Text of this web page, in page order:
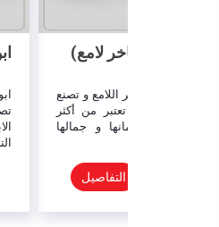
فولاذية مصفحة (فاخر)
مصفحة تركية بالطلاء الفاخر عالي الجودة و
الابواب المصفحة من الفولاذ و تعتبر من أكثر
شهرة عالمياً بسبب امانها و جمالها
التفاصيل